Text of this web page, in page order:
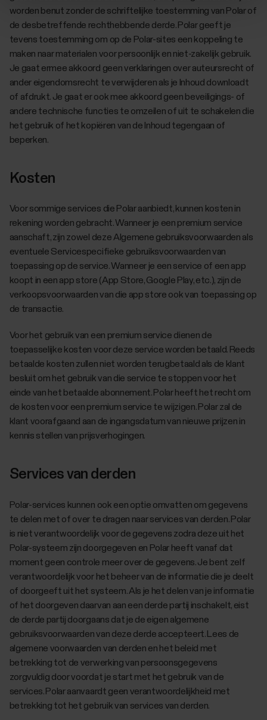
worden benut zonder de schriftelijke toestemming van Polar of
de desbetreffende rechthebbende derde. Polar geeft je
tevens toestemming om op de Polar-sites een koppeling te
maken naar materialen voor persoonlijk en niet-zakelijk gebruik.
Je gaat ermee akkoord geen verklaringen over auteursrecht of
ander eigendomsrecht te verwijderen als je Inhoud downloadt
of afdrukt. Je gaat er ook mee akkoord geen beveiligings- of
andere technische functies te omzeilen of uit te schakelen die
het gebruik of het kopiëren van de Inhoud tegengaan of
beperken.
Kosten
Voor sommige services die Polar aanbiedt, kunnen kosten in
rekening worden gebracht. Wanneer je een premium service
aanschaft, zijn zowel deze Algemene gebruiksvoorwaarden als
eventuele Servicespecifieke gebruiksvoorwaarden van
toepassing op de service. Wanneer je een service of een app
koopt in een app store (App Store, Google Play, etc.), zijn de
verkoopsvoorwaarden van die app store ook van toepassing op
de transactie.
Voor het gebruik van een premium service dienen de
toepasselijke kosten voor deze service worden betaald. Reeds
betaalde kosten zullen niet worden terugbetaald als de klant
besluit om het gebruik van die service te stoppen voor het
einde van het betaalde abonnement. Polar heeft het recht om
de kosten voor een premium service te wijzigen. Polar zal de
klant voorafgaand aan de ingangsdatum van nieuwe prijzen in
kennis stellen van prijsverhogingen.
Services van derden
Polar-services kunnen ook een optie omvatten om gegevens
te delen met of over te dragen naar services van derden. Polar
is niet verantwoordelijk voor de gegevens zodra deze uit het
Polar-systeem zijn doorgegeven en Polar heeft vanaf dat
moment geen controle meer over de gegevens. Je bent zelf
verantwoordelijk voor het beheer van de informatie die je deelt
of doorgeeft uit het systeem. Als je het delen van je informatie
of het doorgeven daarvan aan een derde partij inschakelt, eist
de derde partij doorgaans dat je de eigen algemene
gebruiksvoorwaarden van deze derde accepteert. Lees de
algemene voorwaarden van derden en het beleid met
betrekking tot de verwerking van persoonsgegevens
zorgvuldig door voordat je start met het gebruik van de
services. Polar aanvaardt geen verantwoordelijkheid met
betrekking tot het gebruik van services van derden.